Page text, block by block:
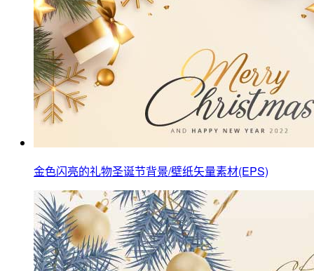
金色闪亮的礼物圣诞节背景/壁纸矢量素材(EPS)